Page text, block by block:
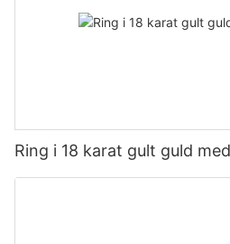
Ring i 18 karat gult guld